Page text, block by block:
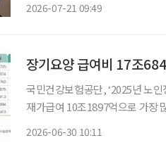
2026-07-21 09:49
장기요양 급여비 17조
국민건강보험공단, ‘2025년 노
재가급여 10조1897억으로 가장
2026-06-30 10:11